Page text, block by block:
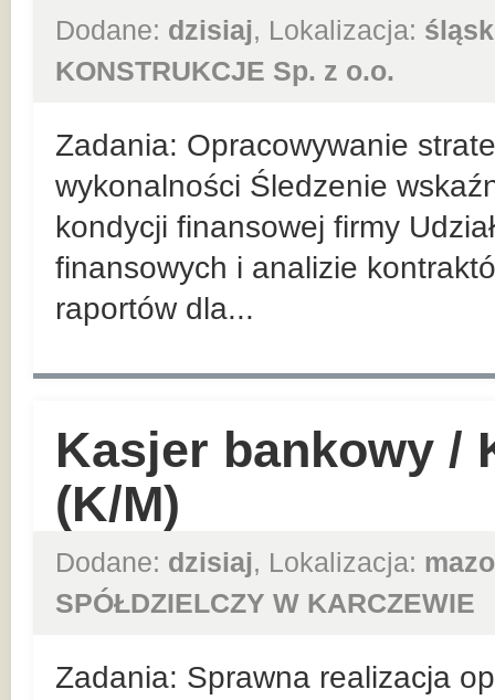
Dodane: dzisiaj, Lokalizacja:
KONSTRUKCJE Sp. z o.o.
Zadania: Opracowywanie
wykonalności Śledzenie
kondycji finansowej firmy
finansowych i analizie
raportów dla...
Kasjer bankowy /
(K/M)
Dodane: dzisiaj, Lokalizacja:
SPÓŁDZIELCZY W KARCZEWIE
Zadania: Sprawna realizacja